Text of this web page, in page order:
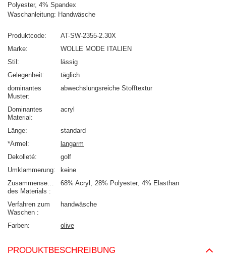
Polyester, 4% Spandex
Waschanleitung: Handwäsche
Produktcode
AT-SW-2355-2.30X
Marke
WOLLE MODE ITALIEN
Stil
lässig
Gelegenheit
täglich
dominantes
Muster
abwechslungsreiche Stofftextur
Dominantes
Material
acryl
Länge
standard
*Ärmel
langarm
Dekolleté
golf
Umklammerung
keine
Zusammensetzung
des Materials
68% Acryl 28% Polyester 4% Elasthan
Verfahren zum
Waschen
handwäsche
Farben olive
PRODUKTBESCHREIBUNG